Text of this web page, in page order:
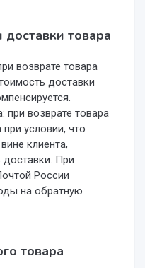
товара
возврате товара
доставки
при возврате товара
условии, что
клиента,
При
России
на обратную
товара